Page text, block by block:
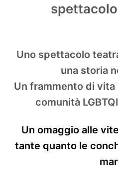
Uno spettacolo
una storia
Un frammento di
comunità
Un omaggio alle
tante quanto le